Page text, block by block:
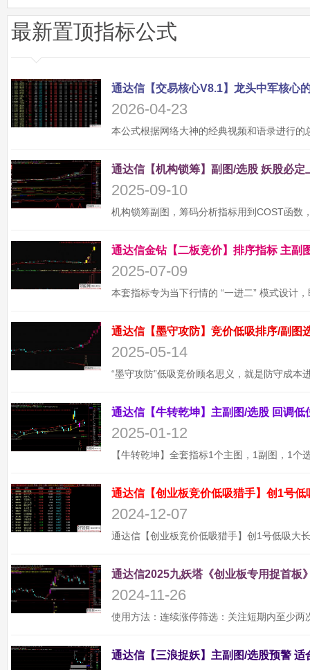
最新置顶指标公式
2026-04-23
2025-09-10
2025-07-09
2025-05-14
2025-01-12
通达信【创业板竞价低吸猎手】创1号
2024-12-07
通达信2025九妖塔《创业板专用捉首板
2024-11-26